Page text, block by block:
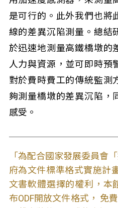
是可行的。此外我們也將
線的差異沉陷測量。總結
於迅速地測量高鐵橋墩的
人力與資源，並可即時預
對於費時費工的傳統監測
夠測量橋墩的差異沉陷，
感受。
「為配合國家發展委員會
府為文件標準格式實施計
文書軟體選擇的權利，本
布ODF開放文件格式， 免